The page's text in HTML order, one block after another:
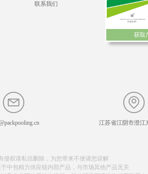
获取
联系我们
侵权请私信删除，为您带来不便请您谅解
中包精力供应链内部产品，与市场其他产品无关
江苏省江阴市澄江